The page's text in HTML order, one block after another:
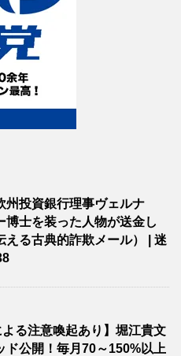
州投資銀行理事ヴェルナ
博士を装った人物が送金し
える古典的詐欺メール） | 迷
よる注意喚起あり】堀江貴文
ド公開！毎月70～150%以上